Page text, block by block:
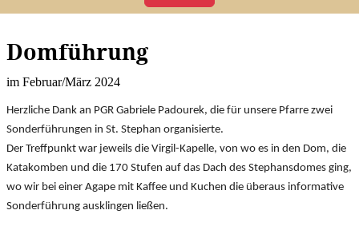
Domführung
im Februar/März 2024
Herzliche Dank an PGR Gabriele Padourek, die für unsere Pfarre zwei
Sonderführungen in St. Stephan organisierte.
Der Treffpunkt war jeweils die Virgil-Kapelle, von wo es in den Dom, die
Katakomben und die 170 Stufen auf das Dach des Stephansdomes ging,
wo wir bei einer Agape mit Kaffee und Kuchen die überaus informative
Sonderführung ausklingen ließen.